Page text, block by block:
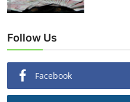
Follow Us
Facebook